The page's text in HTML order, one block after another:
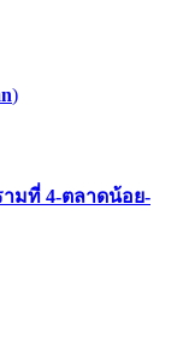
)
มที่ 4-ตลาดน้อย-